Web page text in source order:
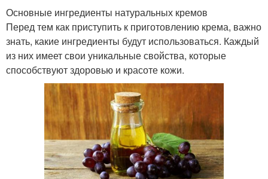
Основные ингредиенты натуральных кремов
Перед тем как приступить к приготовлению крема, важно
знать, какие ингредиенты будут использоваться. Каждый
из них имеет свои уникальные свойства, которые
способствуют здоровью и красоте кожи.